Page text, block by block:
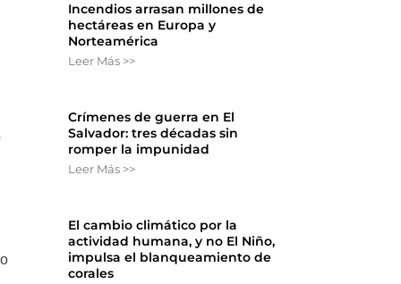
Incendios arrasan millones de
hectáreas en Europa y
Norteamérica
Leer Más >>
Crímenes de guerra en El
Salvador: tres décadas sin
romper la impunidad
Leer Más >>
El cambio climático por la
actividad humana, y no El Niño,
impulsa el blanqueamiento de
corales